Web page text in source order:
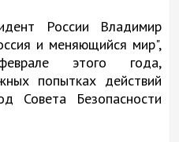
России Владимир
и меняющийся мир",
этого года,
попытках действий
Совета Безопасности